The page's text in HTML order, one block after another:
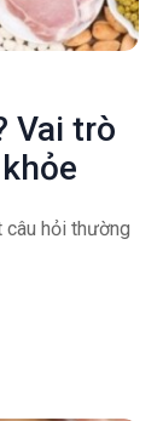
Vai trò
câu hỏi thường